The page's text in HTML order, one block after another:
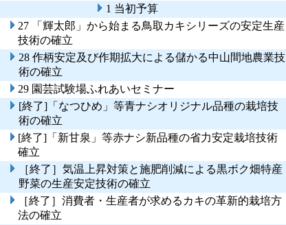
1 当初予算
27 「輝太郎」から始まる鳥取カキシリーズの安定生産
技術の確立
28 作柄安定及び作期拡大による儲かる中山間地農業技
術の確立
29 園芸試験場ふれあいセミナー
[終了]「なつひめ」等青ナシオリジナル品種の栽培技
術の確立
[終了]「新甘泉」等赤ナシ新品種の省力安定栽培技術
確立
［終了］気温上昇対策と施肥削減による黒ボク畑特産
野菜の生産安定技術の確立
［終了］消費者・生産者が求めるカキの革新的栽培方
法の確立